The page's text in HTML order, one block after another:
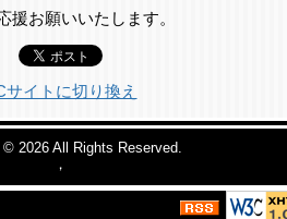
援お願いいたします。
サイトに切り換え
© 2026 All Rights Reserved.
，